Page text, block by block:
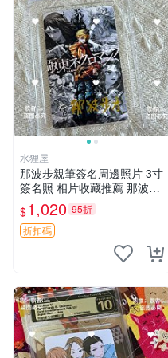
水狸屋
那波步親筆簽名周邊照片 3寸
簽名照 相片收藏推薦 那波步
極東死靈術士 周邊 照片
$1,020 95折
折扣碼